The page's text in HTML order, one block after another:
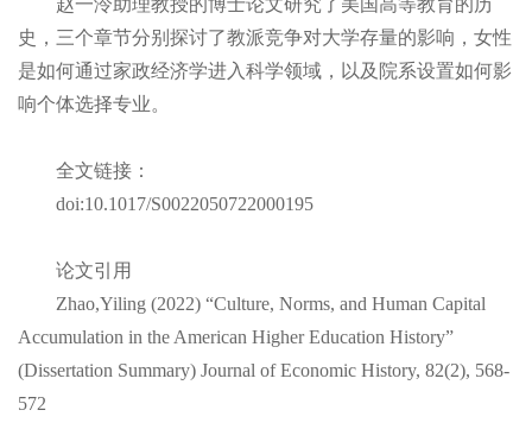
赵一泠助理教授的博士论文研究了美国高等教育的历
史，三个章节分别探讨了教派竞争对大学存量的影响，女性
是如何通过家政经济学进入科学领域，以及院系设置如何影
响个体选择专业。
全文链接：
doi:10.1017/S0022050722000195
论文引用
Zhao,Yiling (2022) “Culture, Norms, and Human Capital
Accumulation in the American Higher Education History”
(Dissertation Summary) Journal of Economic History, 82(2), 568-
572